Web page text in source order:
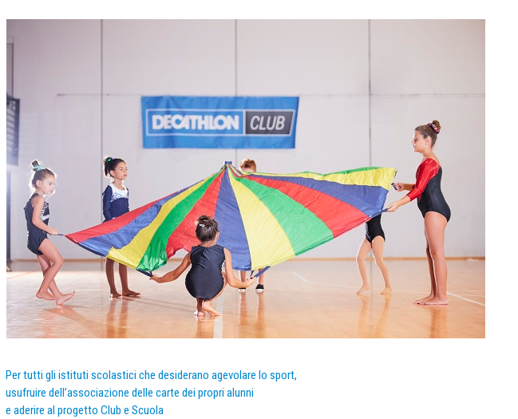
Per tutti gli istituti scolastici che desiderano agevolare lo sport,
usufruire dell’associazione delle carte dei propri alunni
e aderire al progetto Club e Scuola